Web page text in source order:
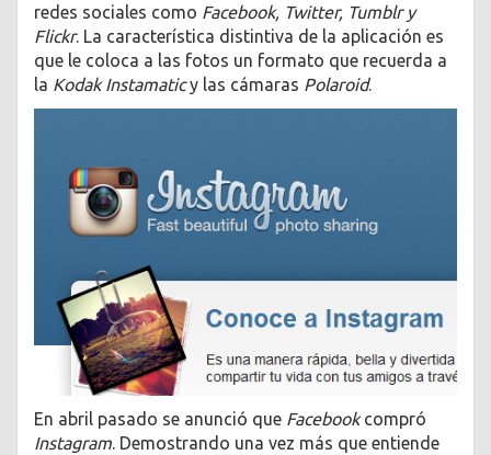
redes sociales como Facebook, Twitter, Tumblr y
Flickr. La característica distintiva de la aplicación es
que le coloca a las fotos un formato que recuerda a
la Kodak Instamaticy las cámaras Polaroid.
En abril pasado se anunció que Facebookcompró
Instagram. Demostrando una vez más que entiende